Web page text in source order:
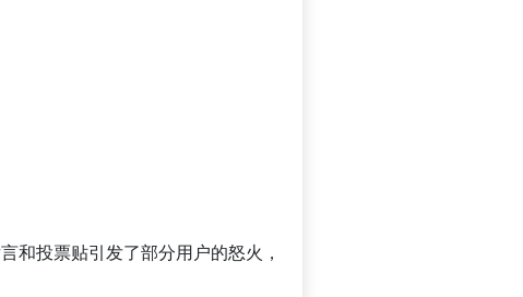
和投票贴引发了部分用户的怒火，